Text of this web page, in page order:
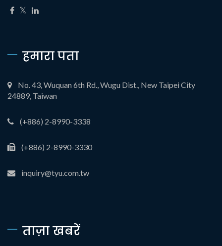
हमारा पता
No. 43, Wuquan 6th Rd., Wugu Dist., New Taipei City
24889, Taiwan
(+886) 2-8990-3338
(+886) 2-8990-3330
inquiry@tyu.com.tw
ताज़ा खबरें